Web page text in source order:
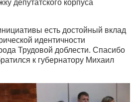
депутатского корпуса
есть достойный вклад
идентичности
Трудовой доблести. Спасибо
к губернатору Михаил